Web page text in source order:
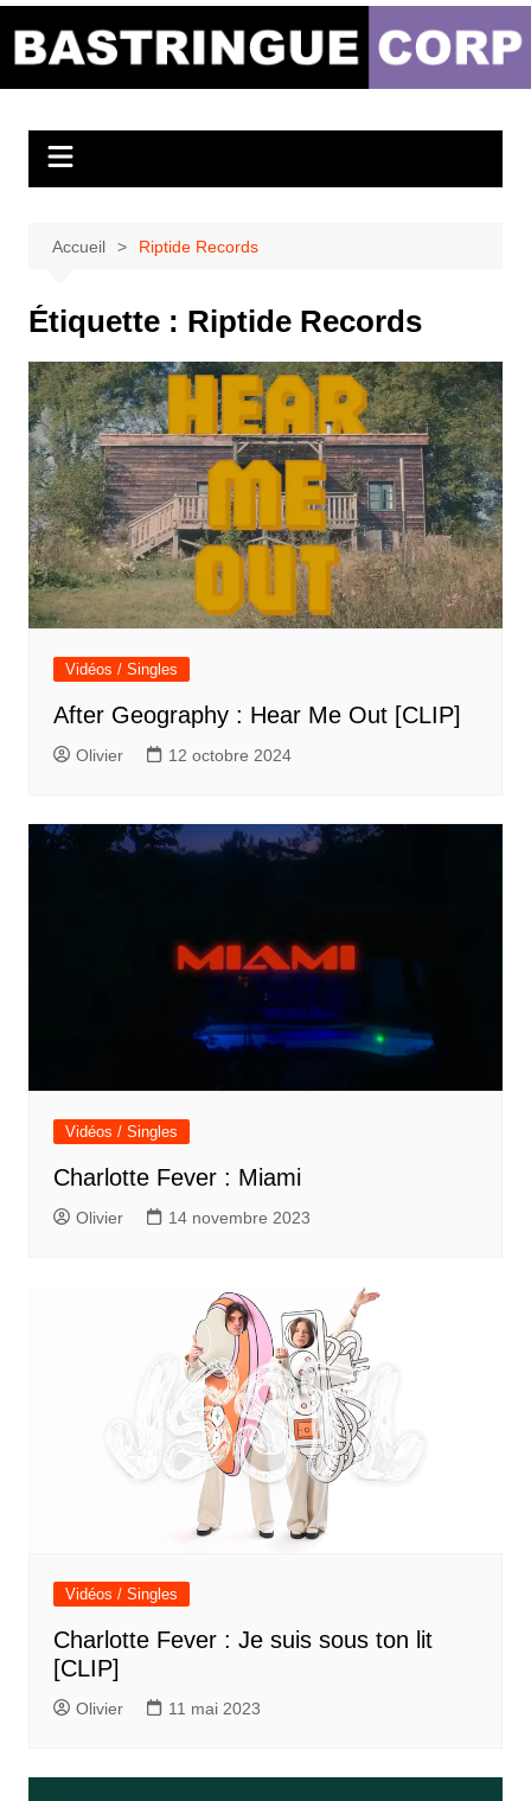
Bastringue Corp –
Musicales
Accueil Riptide Records
Étiquette : Riptide Records
Vidéos / Singles
After Geography : Hear Me Out [CLIP]
Olivier 12 octobre 2024
Vidéos / Singles
Charlotte Fever : Miami
Olivier 14 novembre 2023
Vidéos / Singles
Charlotte Fever : Je suis sous ton lit
[CLIP]
Olivier 11 mai 2023